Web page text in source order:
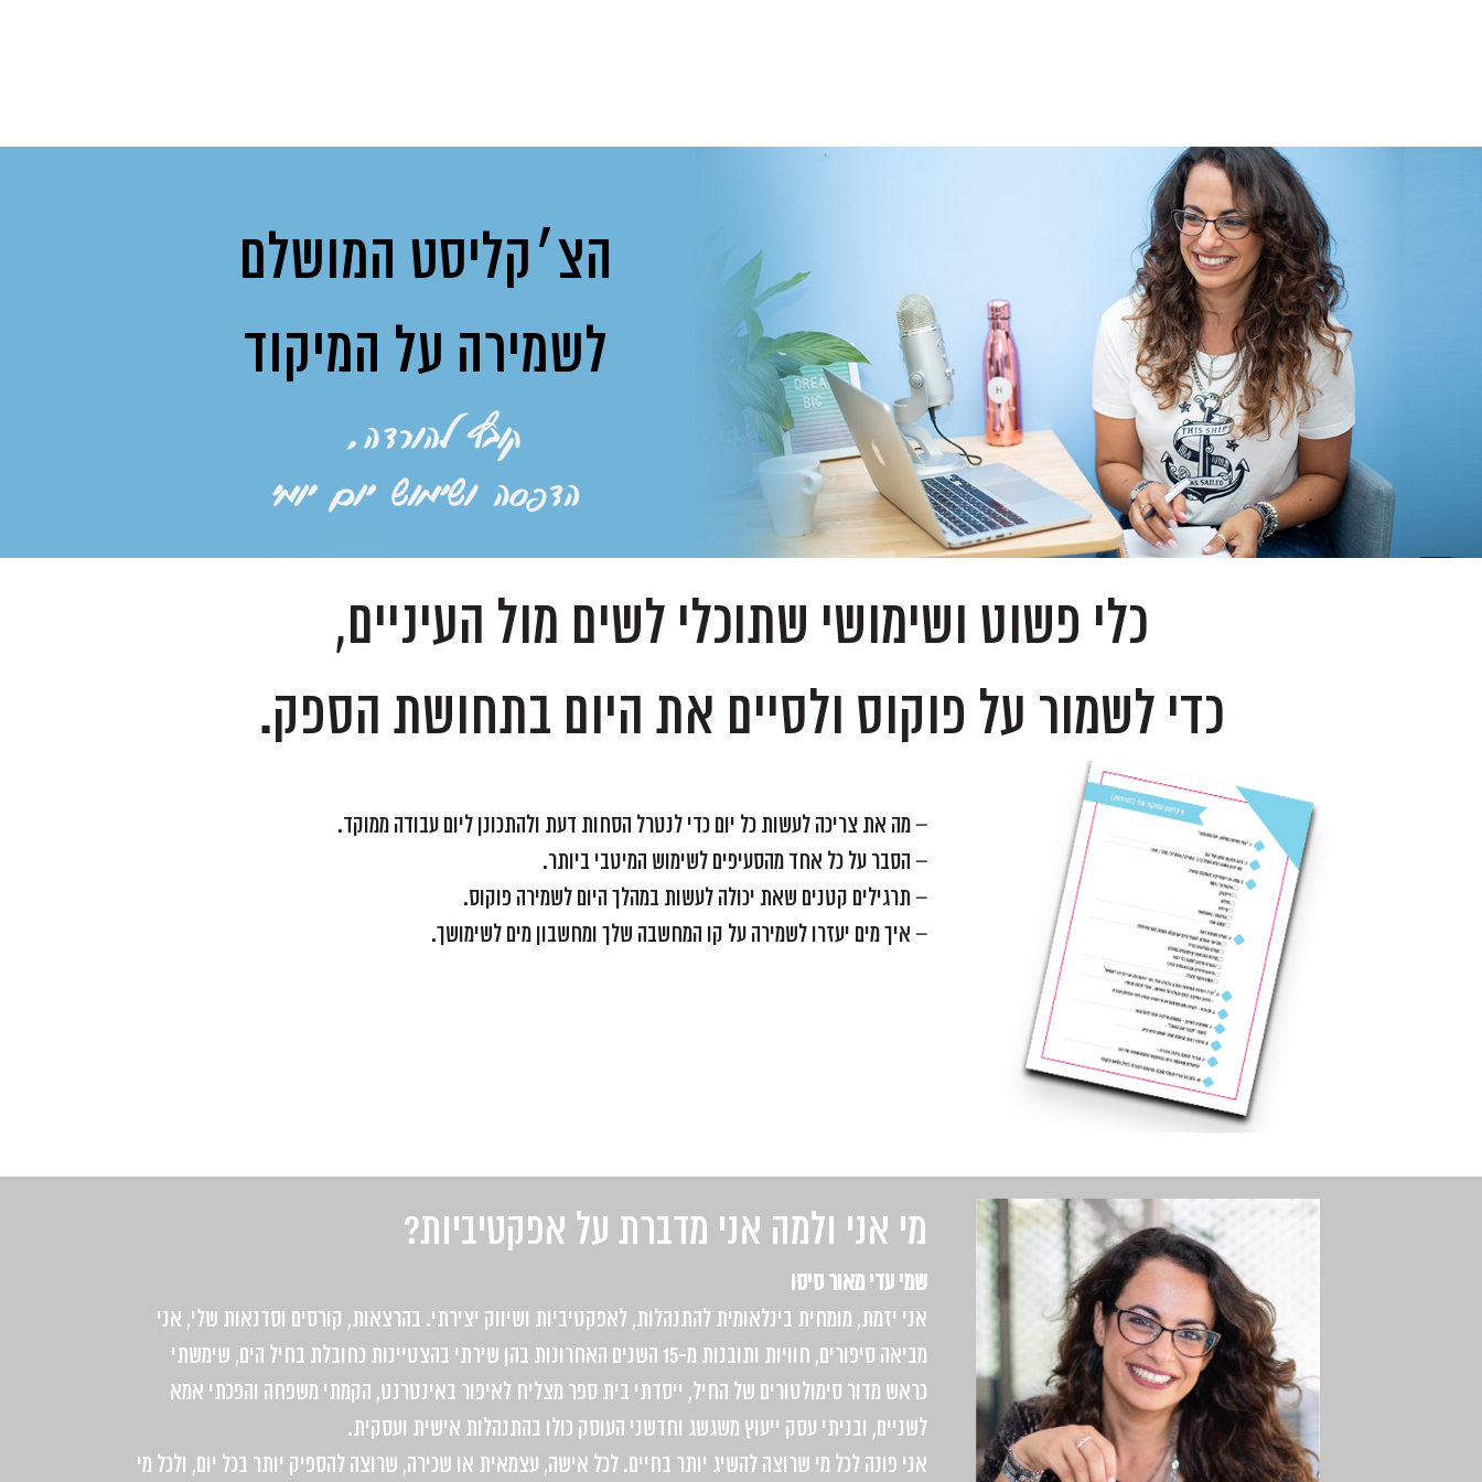
הצ׳קליסט המושלם
לשמירה על המיקוד
כלי פשוט ושימושי שתוכלי לשים מול העיניים,
כדי לשמור על פוקוס ולסיים את היום בתחושת הספק.
– מה את צריכה לעשות כל יום כדי לנטרל הסחות דעת ולהתכונן ליום עבודה ממוקד.
– הסבר על כל אחד מהסעיפים לשימוש המיטבי ביותר.
– תרגילים קטנים שאת יכולה לעשות במהלך היום לשמירה פוקוס.
– איך מים יעזרו לשמירה על קו המחשבה שלך ומחשבון מים לשימושך.
מי אני ולמה אני מדברת על אפקטיביות?
שמי עדי מאור סיסו
אני יזמת, מומחית בינלאומית להתנהלות, לאפקטיביות ושיווק יצירתי. בהרצאות, קורסים וסדנאות שלי, אני
מביאה סיפורים, חוויות ותובנות מ-15 השנים האחרונות בהן שירתי בהצטיינות כחובלת בחיל הים, שימשתי
כראש מדור סימולטורים של החיל, ייסדתי בית ספר מצליח לאיפור באינטרנט, הקמתי משפחה והפכתי אמא
לשניים, ובניתי עסק ייעוץ משגשג וחדשני העוסק כולו בהתנהלות אישית ועסקית.
אני פונה לכל מי שרוצה להשיג יותר בחיים. לכל אישה, עצמאית או שכירה, שרוצה להספיק יותר בכל יום, ולכל מי